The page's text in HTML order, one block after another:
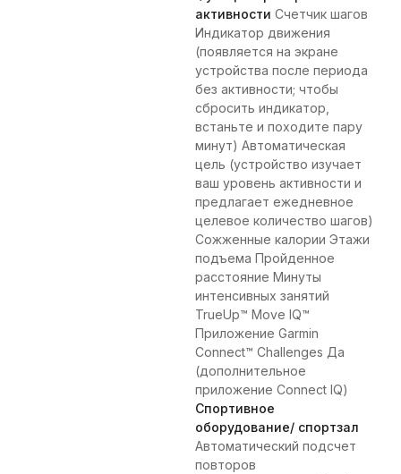
активности Счетчик шагов
Индикатор движения
(появляется на экране
устройства после периода
без активности; чтобы
сбросить индикатор,
встаньте и походите пару
минут) Автоматическая
цель (устройство изучает
ваш уровень активности и
предлагает ежедневное
целевое количество шагов)
Сожженные калории Этажи
подъема Пройденное
расстояние Минуты
интенсивных занятий
TrueUp™ Move IQ™
Приложение Garmin
Connect™ Challenges Да
(дополнительное
приложение Connect IQ)
Спортивное
оборудование/ спортзал
Автоматический подсчет
повторов